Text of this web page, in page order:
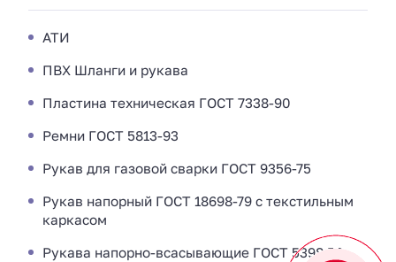
АТИ
ПВХ Шланги и рукава
Пластина техническая ГОСТ 7338-90
Ремни ГОСТ 5813-93
Рукав для газовой сварки ГОСТ 9356-75
Рукав напорный ГОСТ 18698-79 с текстильным
каркасом
Рукава напорно-всасывающие ГОСТ 5398-76